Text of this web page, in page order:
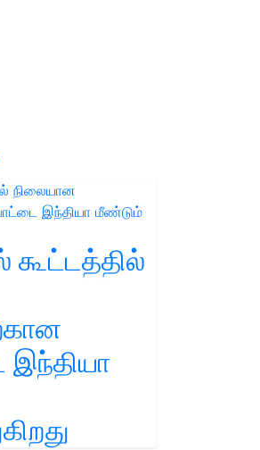
கூட்டத்தில்
இந்தியா